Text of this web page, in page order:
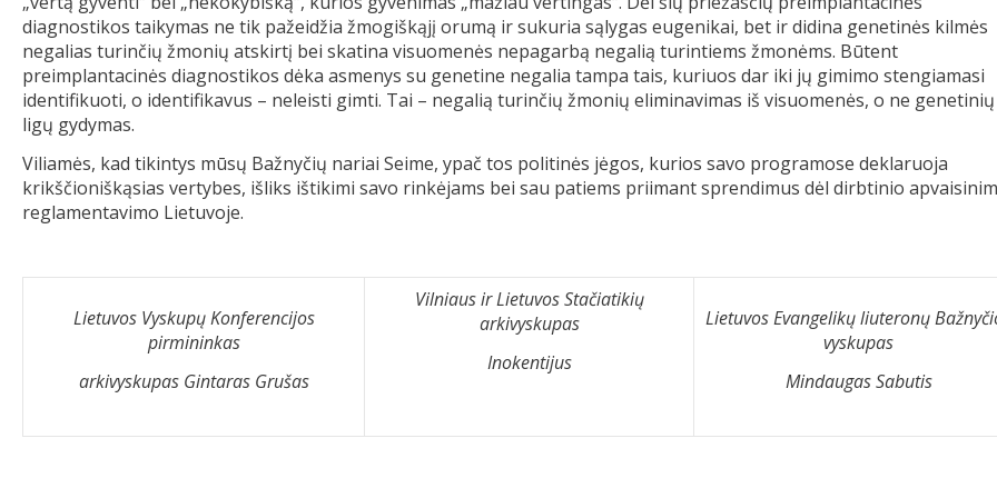
diagnostikos taikymas ne tik pažeidžia žmogiškąjį orumą ir sukuria sąlygas eugenikai, bet ir didina genetinės kilmės
negalias turinčių žmonių atskirtį bei skatina visuomenės nepagarbą negalią turintiems žmonėms. Būtent
preimplantacinės diagnostikos dėka asmenys su genetine negalia tampa tais, kuriuos dar iki jų gimimo stengiamasi
identifikuoti, o identifikavus – neleisti gimti. Tai – negalią turinčių žmonių eliminavimas iš visuomenės, o ne genetinių
ligų gydymas.
Viliamės, kad tikintys mūsų Bažnyčių nariai Seime, ypač tos politinės jėgos, kurios savo programose deklaruoja
krikščioniškąsias vertybes, išliks ištikimi savo rinkėjams bei sau patiems priimant sprendimus dėl dirbtinio
reglamentavimo Lietuvoje.
Lietuvos Vyskupų Konferencijos
pirmininkas
arkivyskupas Gintaras Grušas
Vilniaus ir Lietuvos Stačiatikių
arkivyskupas
Inokentijus
Lietuvos Evangelikų liuteronų
vyskupas
Mindaugas Sabutis